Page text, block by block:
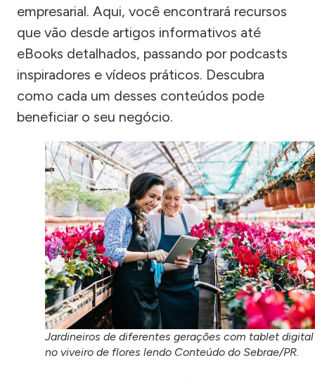
empresarial. Aqui, você encontrará recursos
que vão desde artigos informativos até
eBooks detalhados, passando por podcasts
inspiradores e vídeos práticos. Descubra
como cada um desses conteúdos pode
beneficiar o seu negócio.
Jardineiros de diferentes gerações com tablet digital
no viveiro de flores lendo Conteúdo do Sebrae/PR.